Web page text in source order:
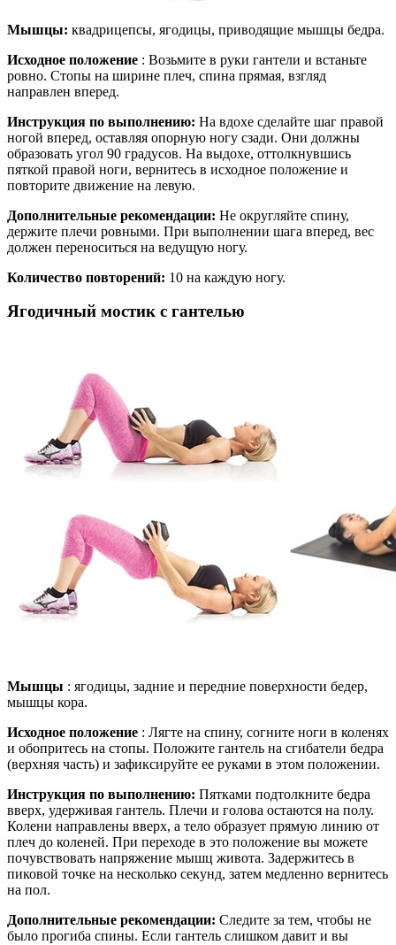
Мышцы: квадрицепсы, ягодицы, приводящие мышцы бедра.
Исходное положение : Возьмите в руки гантели и встаньте
ровно. Стопы на ширине плеч, спина прямая, взгляд
направлен вперед.
Инструкция по выполнению: На вдохе сделайте шаг правой
ногой вперед, оставляя опорную ногу сзади. Они должны
образовать угол 90 градусов. На выдохе, оттолкнувшись
пяткой правой ноги, вернитесь в исходное положение и
повторите движение на левую.
Дополнительные рекомендации: Не округляйте спину,
держите плечи ровными. При выполнении шага вперед, вес
должен переноситься на ведущую ногу.
Количество повторений: 10 на каждую ногу.
Ягодичный мостик с гантелью
Мышцы : ягодицы, задние и передние поверхности бедер,
мышцы кора.
Исходное положение : Лягте на спину, согните ноги в коленях
и обопритесь на стопы. Положите гантель на сгибатели бедра
(верхняя часть) и зафиксируйте ее руками в этом положении.
Инструкция по выполнению: Пятками подтолкните бедра
вверх, удерживая гантель. Плечи и голова остаются на полу.
Колени направлены вверх, а тело образует прямую линию от
плеч до коленей. При переходе в это положение вы можете
почувствовать напряжение мышц живота. Задержитесь в
пиковой точке на несколько секунд, затем медленно вернитесь
на пол.
Дополнительные рекомендации: Следите за тем, чтобы не
было прогиба спины. Если гантель слишком давит и вы